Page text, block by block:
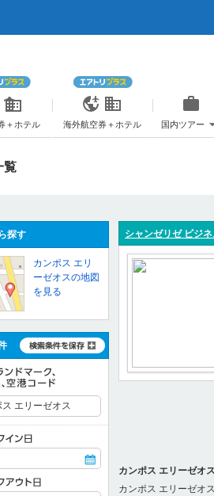
＋ホテル 海外航空券＋ホテル 国内ツアー
覧
シャンゼリゼ ビジ
カンポス エリーゼオ
カンポス エリーゼオ
探す
カンポス エリ
ーゼオスの地図
を見る